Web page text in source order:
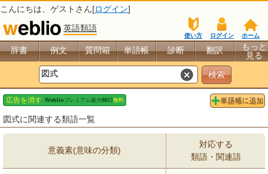
こんにちは、 ゲスト さん[ログイン]
英語類語
ホーム
ログイン
使い方
辞書 例文 質問箱 単語帳 診断 翻訳
もっと
見る
図式に関連する類語一覧
意義素(意味の分類)
対応する
類語・関連語